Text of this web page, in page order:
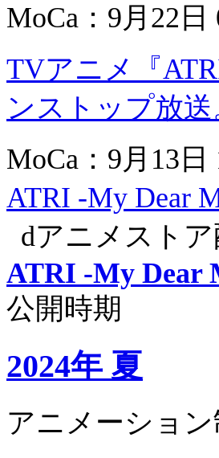
MoCa：9月22日
TVアニメ『
ンストップ放
MoCa：9月13日
ATRI -My Dear
dアニメスト
ATRI -My Dear
公開時期
2024年 夏
アニメーショ